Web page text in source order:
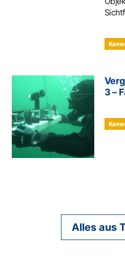
3 –
Alles aus